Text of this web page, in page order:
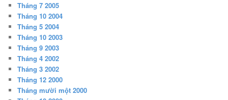
Tháng 7 2005
Tháng 10 2004
Tháng 5 2004
Tháng 10 2003
Tháng 9 2003
Tháng 4 2002
Tháng 3 2002
Tháng 12 2000
Tháng mười một 2000